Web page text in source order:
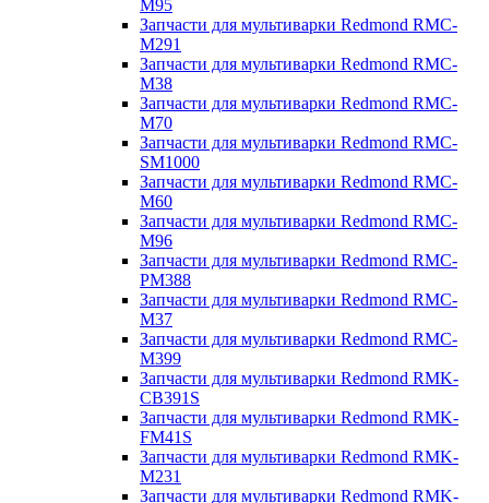
M95
Запчасти для мультиварки Redmond RMC-
M291
Запчасти для мультиварки Redmond RMC-
M38
Запчасти для мультиварки Redmond RMC-
M70
Запчасти для мультиварки Redmond RMC-
SM1000
Запчасти для мультиварки Redmond RMC-
M60
Запчасти для мультиварки Redmond RMC-
M96
Запчасти для мультиварки Redmond RMC-
PM388
Запчасти для мультиварки Redmond RMC-
M37
Запчасти для мультиварки Redmond RMC-
M399
Запчасти для мультиварки Redmond RMK-
CB391S
Запчасти для мультиварки Redmond RMK-
FM41S
Запчасти для мультиварки Redmond RMK-
M231
Запчасти для мультиварки Redmond RMK-